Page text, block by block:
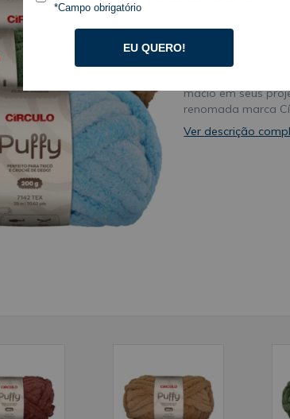
Descrição:
O Fio Puffy Para
Metros Círculo é a
inovação,
macio em seus
renomada marca
revoluciona o
permitir a criação
de Dedo A
Crochê e Tricô de
apresenta design
Ver descrição
*Campo obrigatório
EU QUERO!